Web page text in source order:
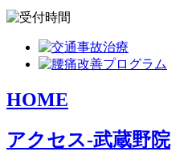
HOME
アクセス-武蔵野院